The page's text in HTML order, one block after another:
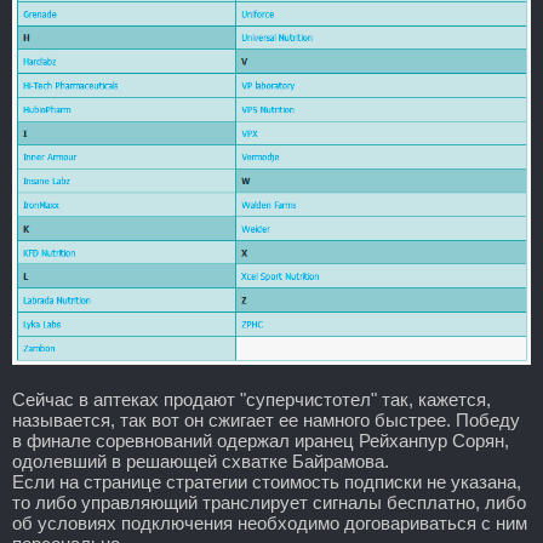
Сейчас в аптеках продают "суперчистотел" так, кажется,
называется, так вот он сжигает ее намного быстрее. Победу
в финале соревнований одержал иранец Рейханпур Сорян,
одолевший в решающей схватке Байрамова.
Если на странице стратегии стоимость подписки не указана,
то либо управляющий транслирует сигналы бесплатно, либо
об условиях подключения необходимо договариваться с ним